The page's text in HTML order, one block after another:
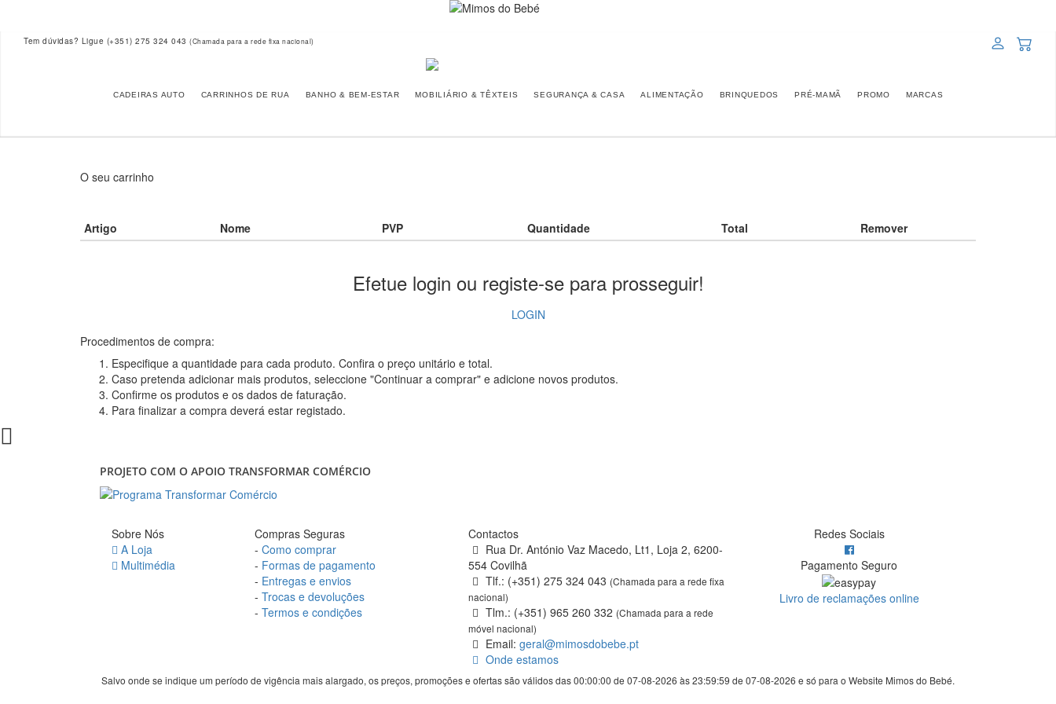
Tem dúvidas? Ligue (+351) 275 324 043 (Chamada para a rede fixa nacional)
CADEIRAS AUTO CARRINHOS DE RUA BANHO & BEM-ESTAR MOBILIÁRIO & TÊXTEIS SEGURANÇA & CASA ALIMENTAÇÃO BRINQUEDOS PRÉ-MAMÃ PROMO MARCAS
O seu carrinho
Artigo Nome PVP Quantidade Total Remover
Efetue login ou registe-se para prosseguir!
LOGIN
Procedimentos de compra:
Especifique a quantidade para cada produto. Confira o preço unitário e total.
Caso pretenda adicionar mais produtos, seleccione "Continuar a comprar" e adicione novos produtos.
Confirme os produtos e os dados de faturação.
Para finalizar a compra deverá estar registado.
PROJETO COM O APOIO TRANSFORMAR COMÉRCIO
Sobre Nós
A Loja
Multimédia
Compras Seguras
- Como comprar
- Formas de pagamento
- Entregas e envios
- Trocas e devoluções
- Termos e condições
Contactos
Rua Dr. António Vaz Macedo, Lt1, Loja 2, 6200-
554 Covilhã
Tlf.: (+351) 275 324 043 (Chamada para a rede fixa
nacional)
Tlm.: (+351) 965 260 332 (Chamada para a rede
móvel nacional)
Email: geral@mimosdobebe.pt
Onde estamos
Redes Sociais
Pagamento Seguro
Livro de reclamações online
Salvo onde se indique um período de vigência mais alargado, os preços, promoções e ofertas são válidos das 00:00:00 de 07-08-2026 às 23:59:59 de 07-08-2026 e só para o Website Mimos do Bebé.